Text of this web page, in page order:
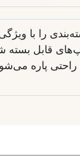
را با
قابل بسته
راحتی پاره